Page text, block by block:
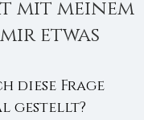
mit meinem
etwas
diese Frage
gestellt?